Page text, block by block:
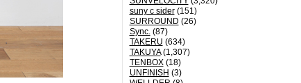
suny c sider(151)
SURROUND (26)
Sync.(87)
TAKERU (634)
TAKUYA(1,307)
TENBOX(18)
UNFINISH (3)